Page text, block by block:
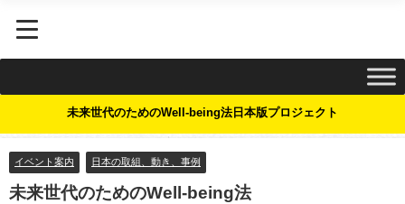
未来世代のためのWell-being法日本版プロジェクト
イベント案内 日本の取組、動き、事例
未来世代のためのWell-being法